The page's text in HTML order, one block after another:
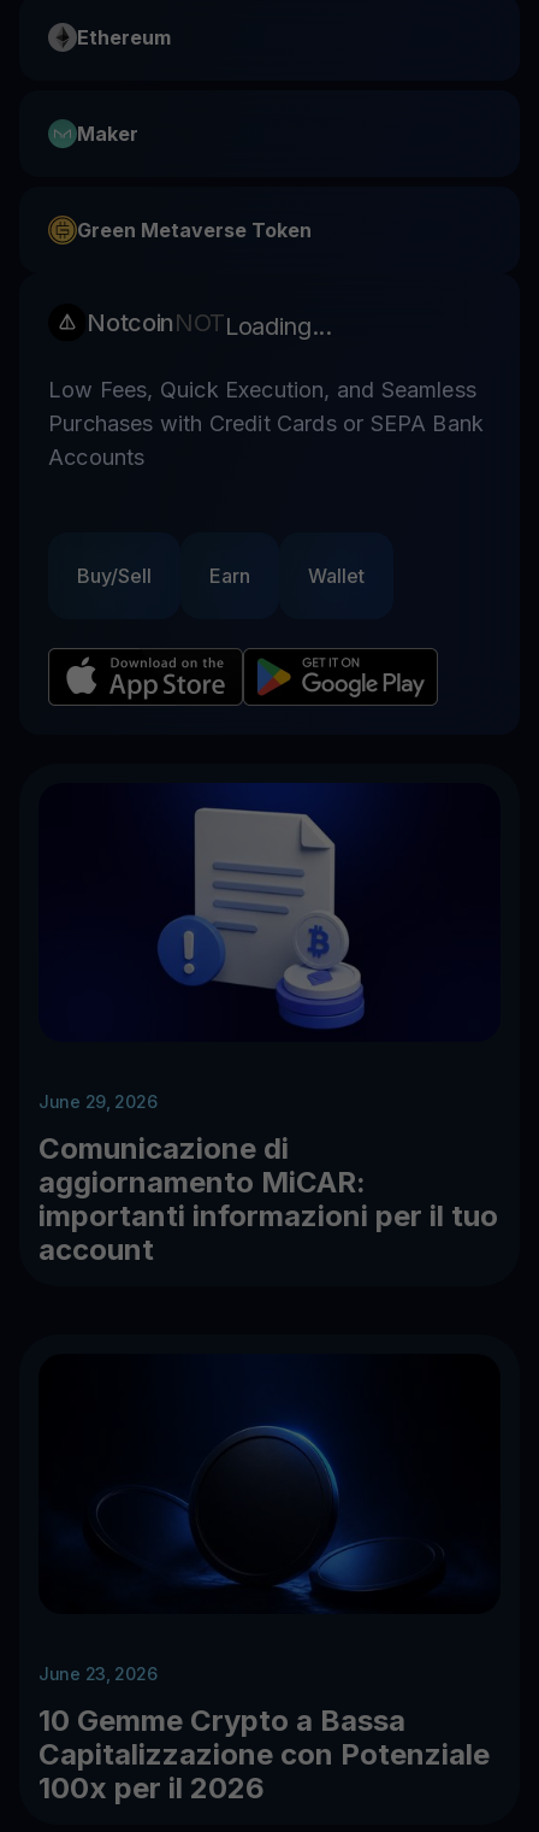
Ethereum
Maker
Green Metaverse Token
NotcoinNOTLoading...
Low Fees, Quick Execution, and Seamless
Purchases with Credit Cards or SEPA Bank
Accounts
Buy/Sell Earn Wallet
June 29, 2026
Comunicazione di
aggiornamento MiCAR:
importanti informazioni per il tuo
account
June 23, 2026
10 Gemme Crypto a Bassa
Capitalizzazione con Potenziale
100x per il 2026